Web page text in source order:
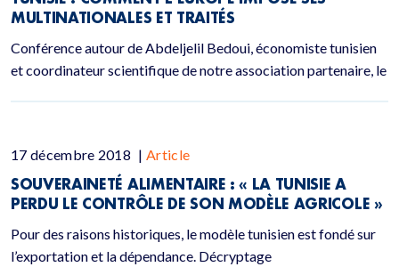
MULTINATIONALES ET TRAITÉS
Conférence autour de Abdeljelil Bedoui, économiste tunisien
et coordinateur scientifique de notre association partenaire, le
17 décembre 2018 | Article
SOUVERAINETÉ ALIMENTAIRE : « LA TUNISIE A
PERDU LE CONTRÔLE DE SON MODÈLE AGRICOLE »
Pour des raisons historiques, le modèle tunisien est fondé sur
l’exportation et la dépendance. Décryptage